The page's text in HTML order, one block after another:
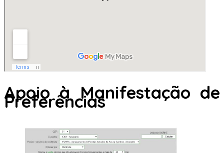
Apoio à Manifestação de
Preferências